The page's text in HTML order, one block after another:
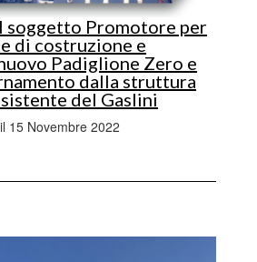
soggetto Promotore per
di costruzione e
Padiglione Zero e
dalla struttura
del Gaslini
15 Novembre 2022